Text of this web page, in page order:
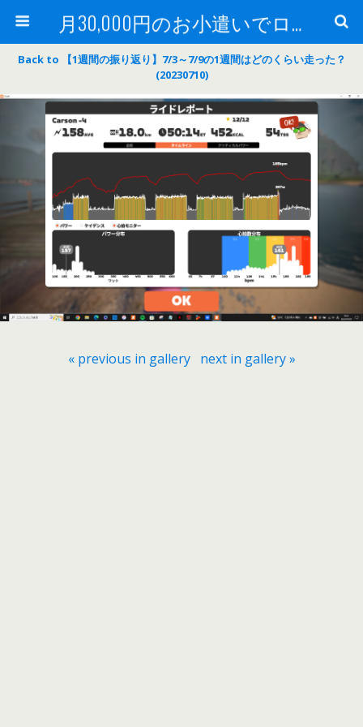
月30,000円のお小遣いでロードバイク
Back to 【1週間の振り返り】7/3～7/9の1週間はどのくらい走った？
(20230710)
« previous in gallery next in gallery »